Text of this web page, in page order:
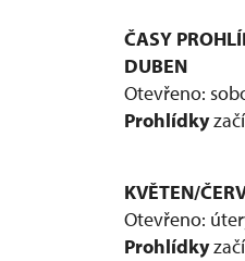
ČASY
DUBEN
Otevřeno:
Prohlídky
KVĚTEN/
Otevřeno:
Prohlídky